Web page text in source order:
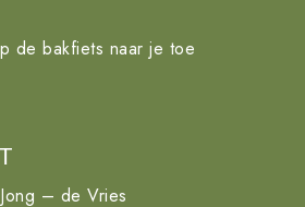
de bakfiets naar je toe
– de Vries